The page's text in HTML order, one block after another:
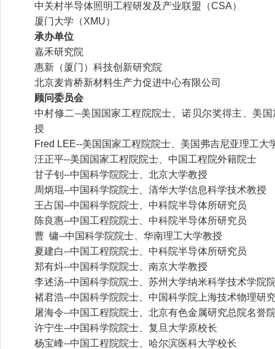
中关村半导体照明工程研发及产业联盟（CSA）
厦门大学（XMU）
承办单位
嘉禾研究院
惠新（厦门）科技创新研究院
北京麦肯桥新材料生产力促进中心有限公司
顾问委员会
中村修二--美国国家工程院院士、诺贝尔奖得主、美
授
Fred LEE--美国国家工程院院士、美国弗吉尼亚理工大
汪正平--美国国家工程院院士、中国工程院外籍院士
甘子钊--中国科学院院士、北京大学教授
周炳琨--中国科学院院士、清华大学信息科学技术教授
王占国--中国科学院院士、中科院半导体所研究员
陈良惠--中国工程院院士、中科院半导体所研究员
曹 镛--中国科学院院士、华南理工大学教授
夏建白--中国工程院院士、中科院半导体所研究员
郑有炓--中国科学院院士、南京大学教授
李述汤--中国科学院院士、苏州大学纳米科学技术学院
褚君浩--中国科学院院士、中国科学院上海技术物理研
屠海令--中国工程院院士、北京有色金属研究总院名誉
许宁生--中国科学院院士、复旦大学原校长
杨宝峰--中国工程院院士、哈尔滨医科大学校长